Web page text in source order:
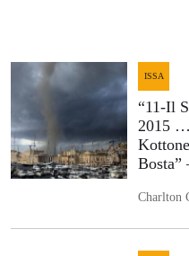
ISSA
“11-Il
2015
Bosta”
Charlton